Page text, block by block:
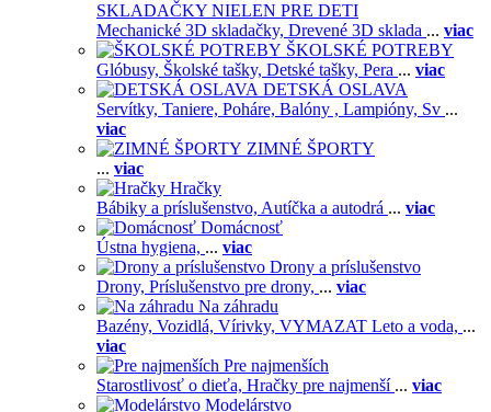
SKLADAČKY NIELEN PRE DETI
Mechanické 3D skladačky, Drevené 3D sklada ... viac
ŠKOLSKÉ POTREBY
Glóbusy, Školské tašky, Detské tašky, Pera ... viac
DETSKÁ OSLAVA
Servítky, Taniere, Poháre, Balóny , Lampióny, Sv ...
viac
ZIMNÉ ŠPORTY
... viac
Hračky
Bábiky a príslušenstvo, Autíčka a autodrá ... viac
Domácnosť
Ústna hygiena, ... viac
Drony a príslušenstvo
Drony, Príslušenstvo pre drony, ... viac
Na záhradu
Bazény, Vozidlá, Vírivky, VYMAZAT Leto a voda, ...
viac
Pre najmenších
Starostlivosť o dieťa, Hračky pre najmenší ... viac
Modelárstvo